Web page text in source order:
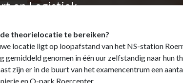
en Logistiek.
theorielocatie te bereiken?
locatie ligt op loopafstand van het NS-station
gemiddeld genomen in één uur zelfstandig naar hun
zijn er in de buurt van het examencentrum een
en Q-park Roercenter.